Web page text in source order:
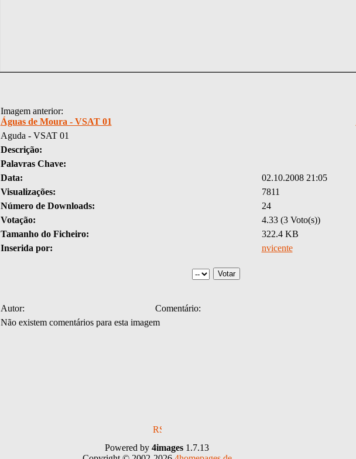
Imagem anterior:
Águas de Moura - VSAT 01
Aguda - VSAT 01
Descrição:
Palavras Chave:
Data:
02.10.2008 21:05
Visualizações:
7811
Número de Downloads:
24
Votação:
4.33 (3 Voto(s))
Tamanho do Ficheiro:
322.4 KB
Inserida por:
nvicente
Autor:
Comentário:
Não existem comentários para esta imagem
Powered by 4images 1.7.13